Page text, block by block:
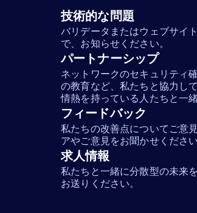
技術的な問題
バリデータまたはウェブサイ
で、お知らせください。
パートナーシップ
ネットワークのセキュリティ
の教育など、私たちと協力し
情熱を持っている人たちと一
フィードバック
私たちの改善点についてご意
アやご意見をお聞かせください
求人情報
私たちと一緒に分散型の未来
お送りください。